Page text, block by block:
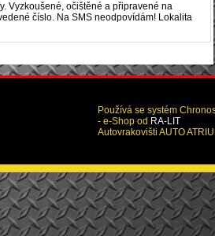
Vyzkoušené, očištěné a připravené na
číslo. Na SMS neodpovídám! Lokalita
Používá se systém
- e-Shop od RA-LIT
Autovrakovišti AUTO